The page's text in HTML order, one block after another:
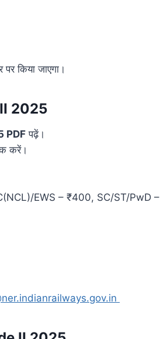
किया जाएगा।
2025
PDF पढ़ें।
करें।
EWS – ₹400, SC/ST/PwD –